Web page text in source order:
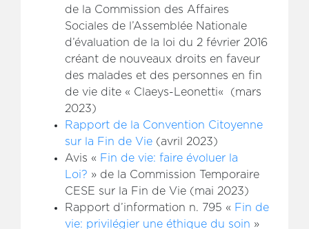
de la Commission des Affaires
Sociales de l’Assemblée Nationale
d’évaluation de la loi du 2 février 2016
créant de nouveaux droits en faveur
des malades et des personnes en fin
de vie dite « Claeys-Leonetti« (mars
2023)
Rapport de la Convention Citoyenne
sur la Fin de Vie (avril 2023)
Avis « Fin de vie: faire évoluer la
Loi? » de la Commission Temporaire
CESE sur la Fin de Vie (mai 2023)
Rapport d’information n. 795 « Fin de
vie: privilégier une éthique du soin »